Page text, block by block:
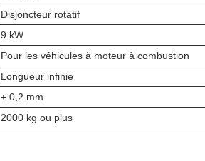
Disjoncteur rotatif
9 kW
Pour les véhicules à moteur à combustion
Longueur infinie
± 0,2 mm
2000 kg ou plus